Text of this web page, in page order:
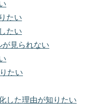
たい
たい
が見られない
たい
した理由が知りたい